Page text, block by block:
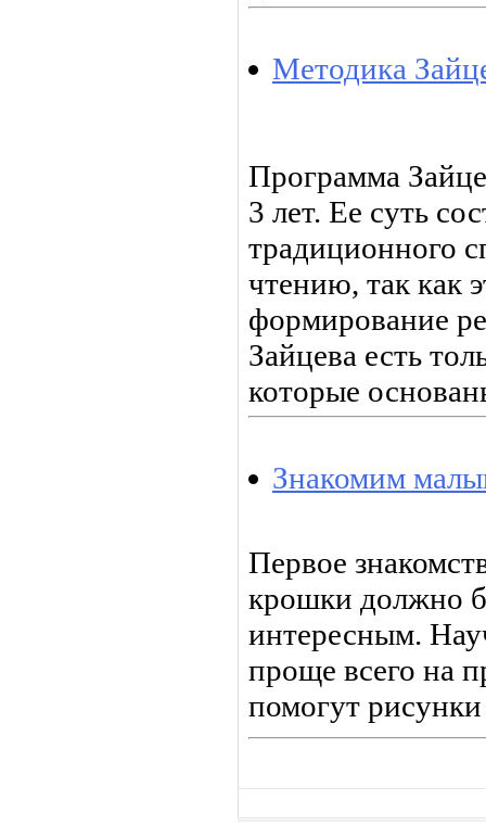
Методика
Программа
3 лет. Ее суть
традиционного
чтению, так как
формирование
Зайцева есть
которые
Знакомим
Первое
крошки должно
интересным.
проще всего на
помогут